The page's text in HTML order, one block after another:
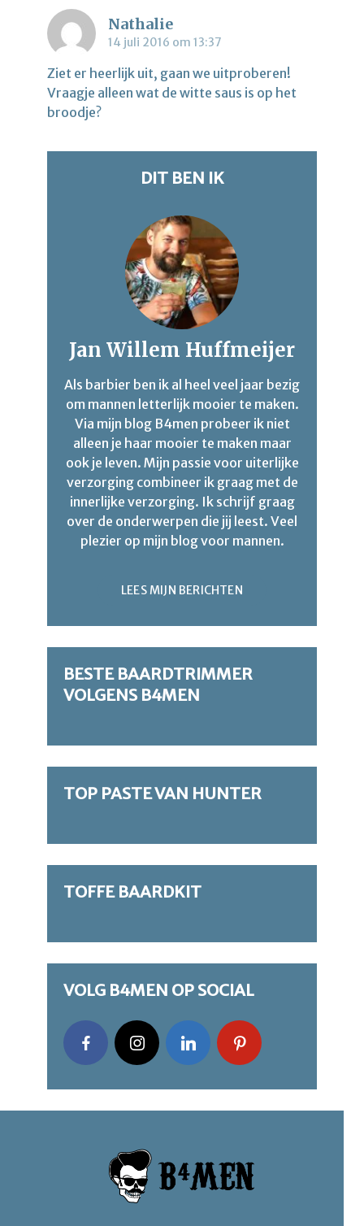
Nathalie
14 juli 2016 om 13:37
Ziet er heerlijk uit, gaan we uitproberen!
Vraagje alleen wat de witte saus is op het
broodje?
DIT BEN IK
Jan Willem Huffmeijer
Als barbier ben ik al heel veel jaar bezig
om mannen letterlijk mooier te maken.
Via mijn blog B4men probeer ik niet
alleen je haar mooier te maken maar
ook je leven. Mijn passie voor uiterlijke
verzorging combineer ik graag met de
innerlijke verzorging. Ik schrijf graag
over de onderwerpen die jij leest. Veel
plezier op mijn blog voor mannen.
LEES MIJN BERICHTEN
BESTE BAARDTRIMMER
VOLGENS B4MEN
TOP PASTE VAN HUNTER
TOFFE BAARDKIT
VOLG B4MEN OP SOCIAL